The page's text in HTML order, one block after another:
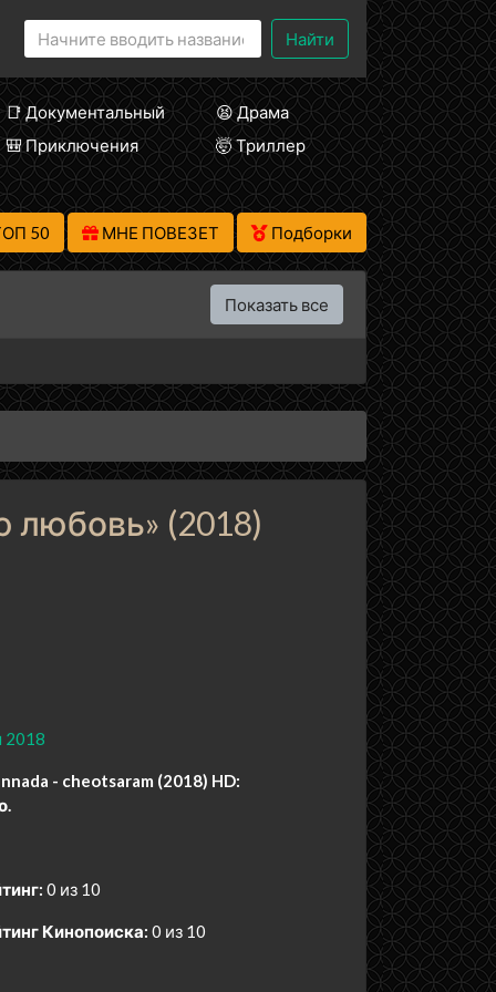
Найти
📑 Документальный
😫 Драма
🎒 Приключения
🤯 Триллер
50 МНЕ ПОВЕЗЕТ Подборки
Показать все
(2018)
- cheotsaram (2018) HD:
0 из 10
Кинопоиска: 0 из 10